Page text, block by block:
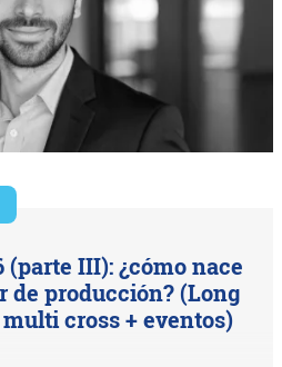
(parte III): ¿cómo nace
de producción? (Long
cross + eventos)